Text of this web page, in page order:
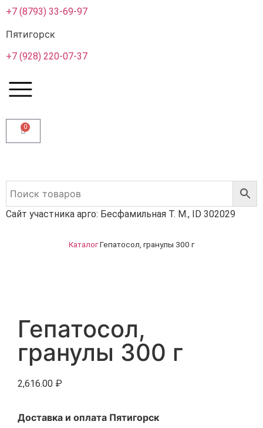
+7 (8793) 33-69-97
Пятигорск
+7 (928) 220-07-37
0
Сайт участника арго: Бесфамильная Т. М., ID 302029
КаталогГепатосол, гранулы 300 г
Гепатосол,
гранулы 300 г
2,616.00 ₽
Доставка и оплата Пятигорск